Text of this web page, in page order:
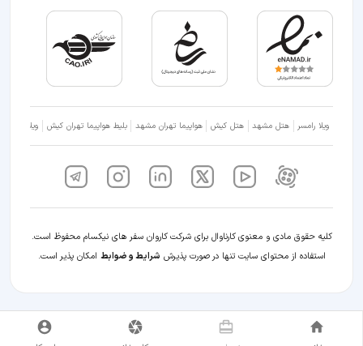
ویلا رامسر هتل مشهد هتل کیش هواپیما تهران مشهد بلیط هواپیما تهران کیش ویلا شمال
کلیه حقوق مادی و معنوی کارناوال برای شرکت کاروان سفر های نیکسام محفوظ است.
استفاده از محتوای سایت تنها در صورت پذیرش شرایط و ضوابط امکان پذیر است.